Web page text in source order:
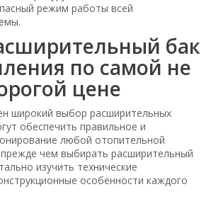
режим работы всей
бак
по самой не
цене
широкий выбор расширительных
обеспечить правильное и
любой отопительной
чем выбирать расширительный
изучить технические
особенности каждого